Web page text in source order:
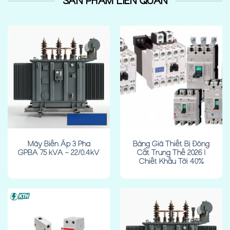
Máy Biến Áp 3 Pha
GPBA 75 kVA – 22/0.4kV
Bảng Giá Thiết Bị Đóng
Cắt Trung Thế 2026 |
Chiết Khấu Tới 40%